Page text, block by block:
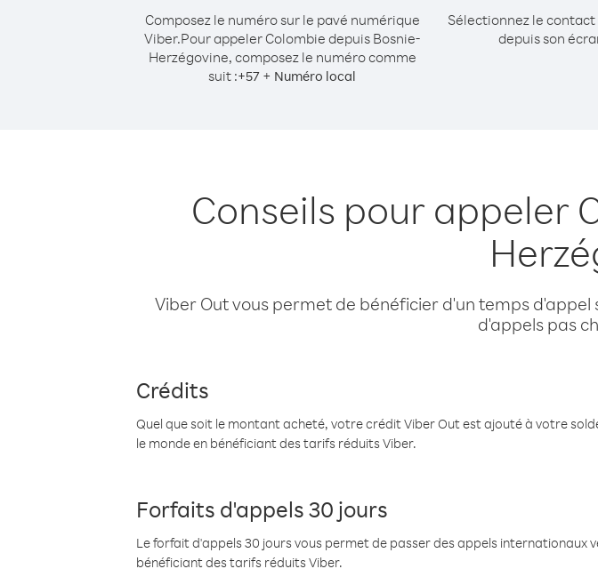
Composez le numéro sur le pavé numérique
Viber.Pour appeler Colombie depuis Bosnie-
Herzégovine, composez le numéro comme
suit :+57 + Numéro local
Sélectionnez le
depuis son
Conseils pour appeler
Viber Out vous permet de bénéficier d'un temps
d'appels pas
Crédits
Quel que soit le montant acheté, votre crédit Viber Out est ajouté à votre
le monde en bénéficiant des tarifs réduits Viber.
Forfaits d'appels 30 jours
Le forfait d'appels 30 jours vous permet de passer des appels internationaux
bénéficiant des tarifs réduits Viber.